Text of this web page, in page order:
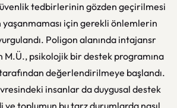
tedbirlerinin gözden geçirilmesi
yaşanmaması için gerekli önlemlerin
Poligon alanında intajansr
M.Ü., psikolojik bir destek programına
değerlendirilmeye başlandı.
insanlar da duygusal destek
toplumun bu tarz durumlarda nasıl